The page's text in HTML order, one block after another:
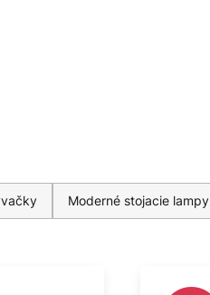
Moderné stojacie lampy